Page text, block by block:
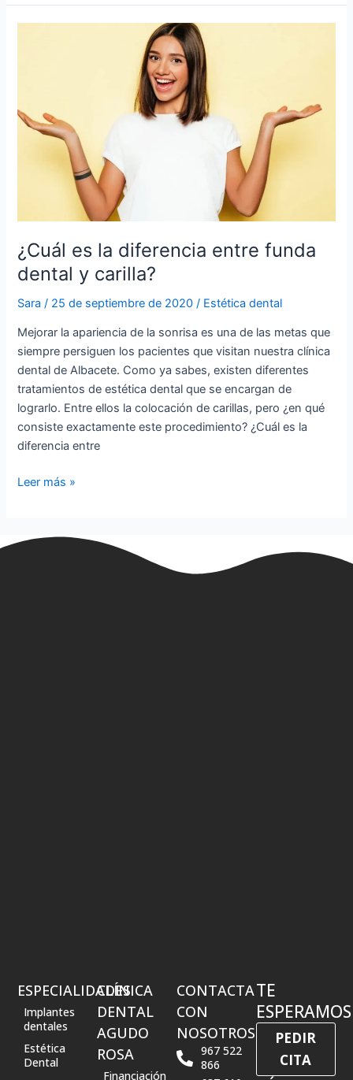
¿Cuál es la diferencia entre funda
dental y carilla?
Sara/ 25 de septiembre de 2020/ Estética dental
Mejorar la apariencia de la sonrisa es una de las metas que
siempre persiguen los pacientes que visitan nuestra clínica
dental de Albacete. Como ya sabes, existen diferentes
tratamientos de estética dental que se encargan de
lograrlo. Entre ellos la colocación de carillas, pero ¿en qué
consiste exactamente este procedimiento? ¿Cuál es la
diferencia entre
entre
funda
Leer más »
ESPECIALIDADES
Implantes
dentales
Estética
Dental
CLÍNICA
DENTAL
AGUDO
ROSA
Financiación
CONTACTA
CON
NOSOTROS
967 522
866
TE
ESPERAMOS
PEDIR
CITA